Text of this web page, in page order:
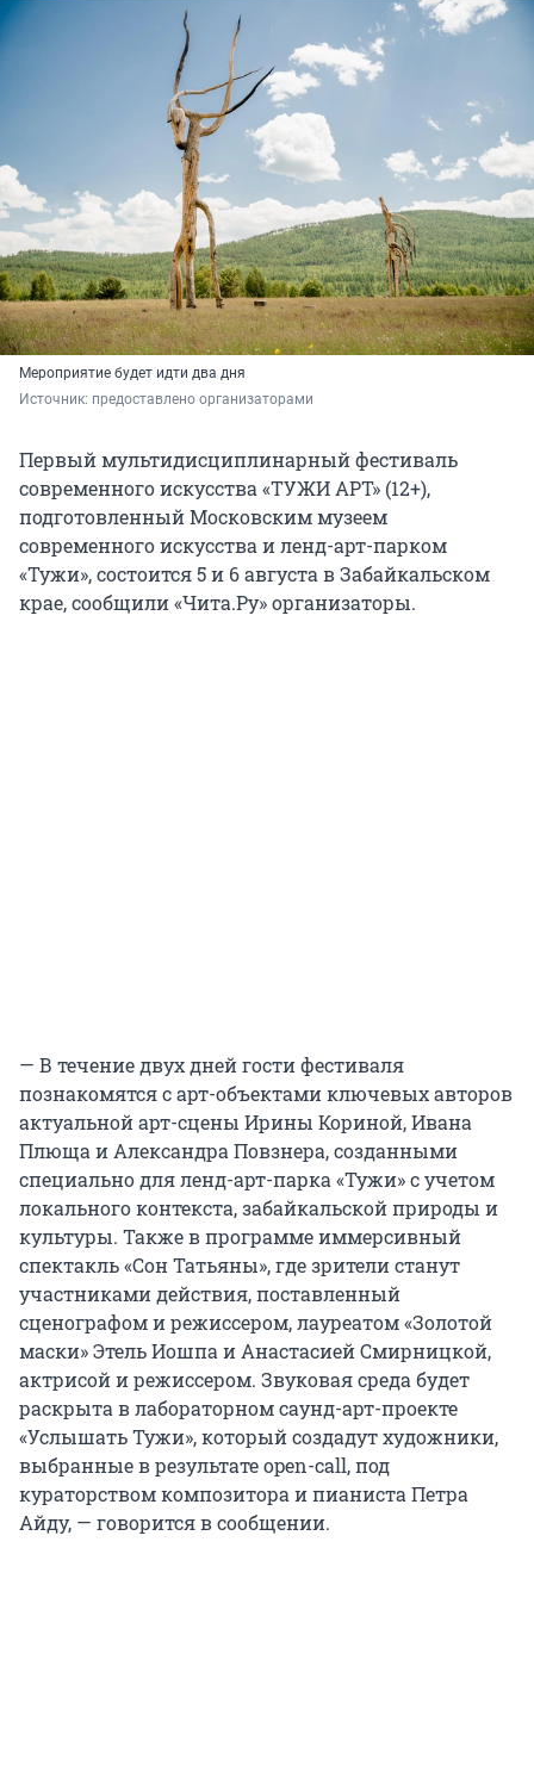
Мероприятие будет идти два дня
Источник: предоставлено организаторами
Первый мультидисциплинарный фестиваль
современного искусства «ТУЖИ АРТ» (12+),
подготовленный Московским музеем
современного искусства и ленд-арт-парком
«Тужи», состоится 5 и 6 августа в Забайкальском
крае, сообщили «Чита.Ру» организаторы.
— В течение двух дней гости фестиваля
познакомятся с арт-объектами ключевых авторов
актуальной арт-сцены Ирины Кориной, Ивана
Плюща и Александра Повзнера, созданными
специально для ленд-арт-парка «Тужи» с учетом
локального контекста, забайкальской природы и
культуры. Также в программе иммерсивный
спектакль «Сон Татьяны», где зрители станут
участниками действия, поставленный
сценографом и режиссером, лауреатом «Золотой
маски» Этель Иошпа и Анастасией Смирницкой,
актрисой и режиссером. Звуковая среда будет
раскрыта в лабораторном саунд-арт-проекте
«Услышать Тужи», который создадут художники,
выбранные в результате open-call, под
кураторством композитора и пианиста Петра
Айду, — говорится в сообщении.